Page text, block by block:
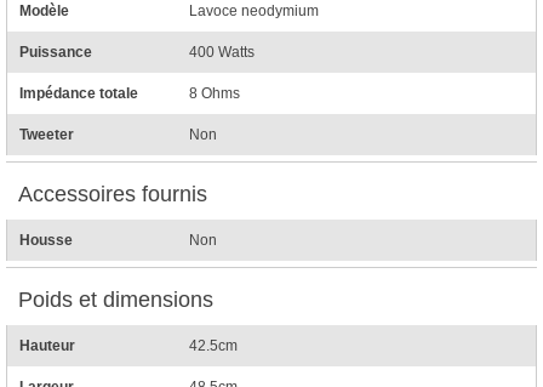
Modèle Lavoce neodymium
Puissance 400 Watts
Impédance totale 8 Ohms
Tweeter Non
Accessoires fournis
Housse Non
Poids et dimensions
Hauteur 42.5cm